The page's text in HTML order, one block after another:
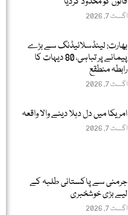
اگست 7, 2026
بھارت: لینڈسلائیڈنگ سے بڑے
پیمانے پر تباہی، 80 دیہات کا
رابطہ منطقع
اگست 7, 2026
امریکا میں دل دہلا دینے والا واقعہ
اگست 7, 2026
جرمنی سے پاکستانی طلبہ کے
لیے بڑی خوشخبری
اگست 7, 2026